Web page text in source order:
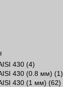
430 (4)
430 (0.8 мм) (1)
430 (1 мм) (62)